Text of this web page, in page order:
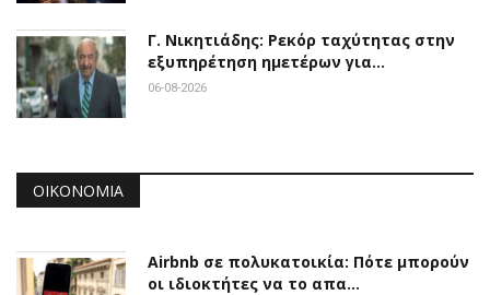
Γ. Νικητιάδης: Ρεκόρ ταχύτητας στην
εξυπηρέτηση ημετέρων για…
06-08-2026
ΟΙΚΟΝΟΜΊΑ
Airbnb σε πολυκατοικία: Πότε μπορούν
οι ιδιοκτήτες να το απα…